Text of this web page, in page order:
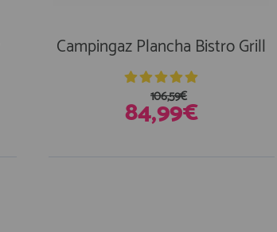
Campingaz Plancha Bistro Grill
84,99€
106,59€